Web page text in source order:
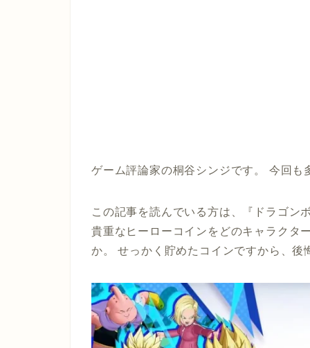
ゲーム評論家の桐谷シンジです。 今回
この記事を読んでいる方は、『ドラゴン
貴重なヒーローコインをどのキャラクタ
か。 せっかく貯めたコインですから、後